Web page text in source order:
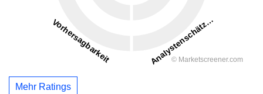
Mehr Ratings